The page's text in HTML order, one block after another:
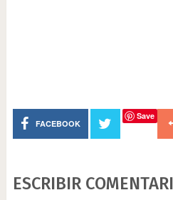
FACEBOOK
Save
ESCRIBIR